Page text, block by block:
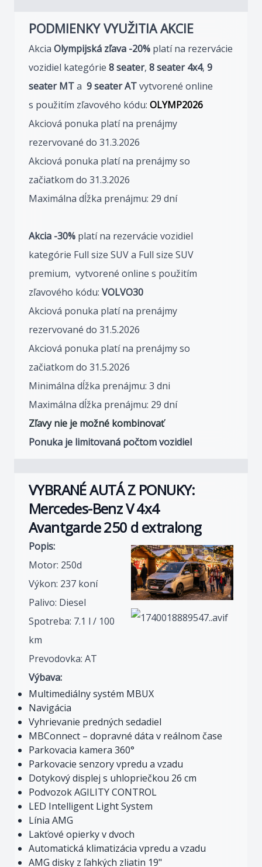
PODMIENKY VYUŽITIA AKCIE
Akcia Olympijská zľava -20% platí na rezervácie
vozidiel kategórie 8 seater, 8 seater 4x4, 9
seater MTa 9 seater ATvytvorené online
s použitím zľavového kódu: OLYMP2026
Akciová ponuka platí na prenájmy
rezervované do 31.3.2026
Akciová ponuka platí na prenájmy so
začiatkom do 31.3.2026
Maximálna dĺžka prenájmu: 29 dní
Akcia -30% platí na rezervácie vozidiel
kategórie Full size SUV a Full size SUV
premium, vytvorené online s použitím
zľavového kódu: VOLVO30
Akciová ponuka platí na prenájmy
rezervované do 31.5.2026
Akciová ponuka platí na prenájmy so
začiatkom do 31.5.2026
Minimálna dĺžka prenájmu: 3 dni
Maximálna dĺžka prenájmu: 29 dní
Zľavy nie je možné kombinovať
Ponuka je limitovaná počtom vozidiel
VYBRANÉ AUTÁ Z PONUKY:
Mercedes-Benz V 4x4
Avantgarde 250 d extralong
Popis:
Motor: 250d
Výkon: 237 koní
Palivo: Diesel
Spotreba: 7.1 l / 100
km
Prevodovka: AT
Výbava:
Multimediálny systém MBUX
Navigácia
Vyhrievanie predných sedadiel
MBConnect – dopravné dáta v reálnom čase
Parkovacia kamera 360°
Parkovacie senzory vpredu a vzadu
Dotykový displej s uhlopriečkou 26 cm
Podvozok AGILITY CONTROL
LED Intelligent Light System
Línia AMG
Lakťové opierky v dvoch
Automatická klimatizácia vpredu a vzadu
AMG disky z ľahkých zliatin 19"